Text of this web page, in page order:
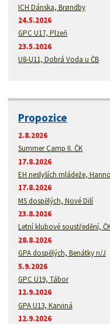
ICH Dánska, Brøndby
24.5.2026
GPC U17, Plzeň
23.5.2026
U8-U11, Dobrá Voda u ČB
Propozice
2.8.2026
Summer Camp II. ČK
17.8.2026
EH neslyších mládeže,
17.8.2026
MS dospělých, Nové Dilí
23.8.2026
Letní klubové soustředění,
28.8.2026
GPA dospělých, Benátky n/J
5.9.2026
GPC U19, Tábor
12.9.2026
GPA U13, Karviná
12.9.2026